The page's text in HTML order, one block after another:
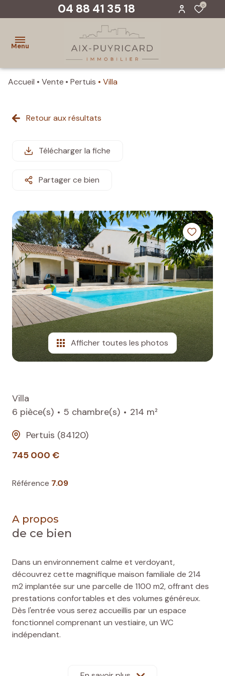
04 88 41 35 18 0
Menu
ventes
vendus
un
notre
agence
avis
clients
contactez-
nous
Accueil Vente Pertuis Villa
Retour aux résultats
Télécharger la fiche
Partager ce bien
Afficher toutes les photos
Villa
6 pièce(s)
5 chambre(s)
214 m²
Pertuis (84120)
745 000 €
Référence 7.09
A propos
de ce bien
Dans un environnement calme et verdoyant,
découvrez cette magnifique maison familiale de 214
m2 implantée sur une parcelle de 1100 m2, offrant des
prestations confortables et des volumes généreux.
Dès l'entrée vous serez accueillis par un espace
fonctionnel comprenant un vestiaire, un WC
indépendant.
l'espace de réception et pensée pour les moments de